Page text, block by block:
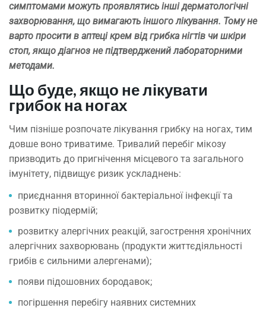
симптомами можуть проявлятись інші дерматологічні
захворювання, що вимагають іншого лікування. Тому не
варто просити в аптеці крем від грибка нігтів чи шкіри
стоп, якщо діагноз не підтверджений лабораторними
методами.
Що буде, якщо не лікувати
грибок на ногах
Чим пізніше розпочате лікування грибку на ногах, тим
довше воно триватиме. Тривалий перебіг мікозу
призводить до пригнічення місцевого та загального
імунітету, підвищує ризик ускладнень:
приєднання вторинної бактеріальної інфекції та
розвитку піодермій;
розвитку алергічних реакцій, загострення хронічних
алергічних захворювань (продукти життєдіяльності
грибів є сильними алергенами);
появи підошовних бородавок;
погіршення перебігу наявних системних